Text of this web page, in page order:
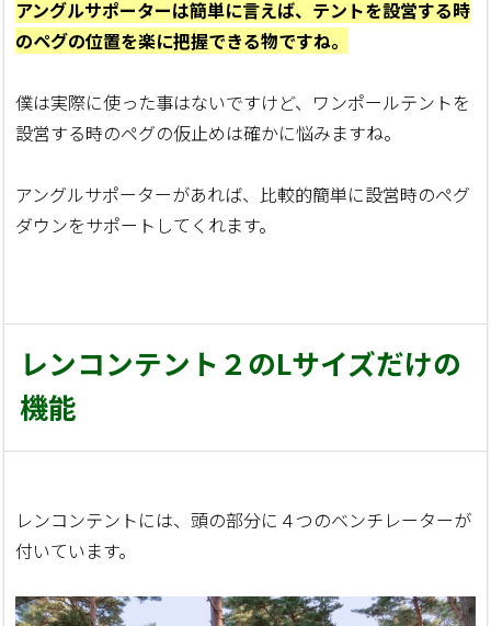
アングルサポーターは簡単に言えば、テントを設営する時
のペグの位置を楽に把握できる物ですね。
僕は実際に使った事はないですけど、ワンポールテントを
設営する時のペグの仮止めは確かに悩みますね。
アングルサポーターがあれば、比較的簡単に設営時のペグ
ダウンをサポートしてくれます。
レンコンテント２のLサイズだけの
機能
レンコンテントには、頭の部分に４つのベンチレーターが
付いています。